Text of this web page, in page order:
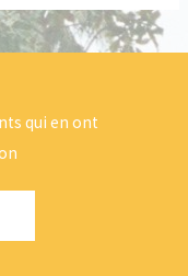
qui en ont